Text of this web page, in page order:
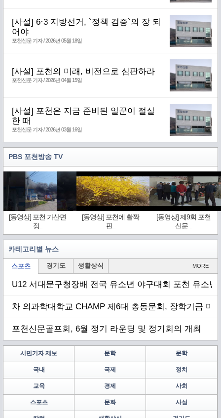
[사설] 6·3 지방선거, `정책 검증`의 장 되
어야
포천신문 기자 / 2026년 05월 18일
[사설] 포천의 미래, 비전으로 심판하라
포천신문 기자 / 2026년 04월 15일
[사설] 포천은 지금 준비된 일꾼이 절실
한 때
포천신문 기자 / 2026년 03월 16일
PBS 포천방송 TV
[동영상] 포천 가산면
정..
[동영상] 포천에 활짝
핀..
[동영상] 제9회 포천
신문 ..
카테고리별 뉴스
스포츠 경기도 생활상식 MORE
U12 서대문구청장배 전국 유소년 야구대회 포천 유소
차 의과학대학교 CHAMP 제6대 총동문회, 장학기금 마
포천신문골프회, 6월 정기 라운딩 및 정기회의 개최
시민기자 제보 문학 문학
국내 국제 정치
교육 경제 사회
스포츠 문화 사설